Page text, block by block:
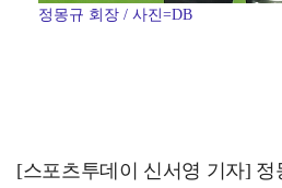
정몽규 회장 / 사진=DB
[스포츠투데이 신서영 기자] 정